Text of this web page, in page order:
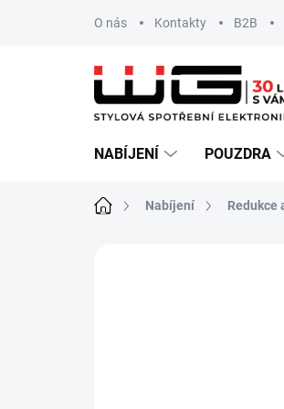
O nás Kontakty B2B
NABÍJENÍ POUZDRA
Domů Nabíjení Redukce